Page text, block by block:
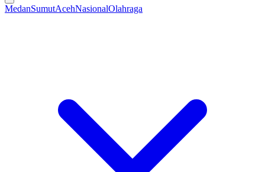
MedanSumutAcehNasionalOlahraga